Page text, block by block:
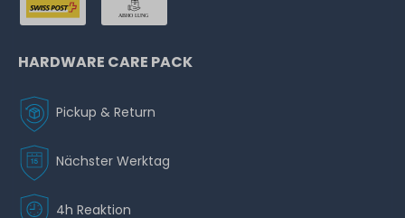
HARDWARE CARE PACK
Pickup & Return
Nächster Werktag
4h Reaktion